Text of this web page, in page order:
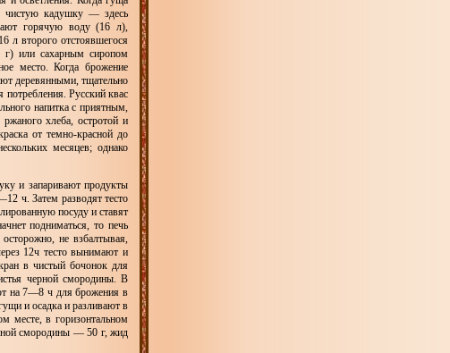
чистую кадушку — здесь
горячую воду (16 л),
л второго отстоявшегося
г) или сахарным сиропом
место. Когда брожение
деревянными, тщательно
Русский квас
напитка с приятным,
хлеба, остротой и
от темно-красной до
месяцев; однако
и запаривают продукты
ч. Затем разводят тесто
посуду и ставят
подниматься, то печь
не взбалтывая,
12ч тесто вынимают и
в чистый бочонок для
черной смородины. В
на 7—8 ч для брожения в
и осадка и разливают в
месте, в горизонтальном
смородины — 50 г, жид